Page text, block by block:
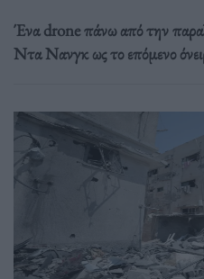
Ένα drone πάνω από την
Ντα Νανγκ ως το επόμενο